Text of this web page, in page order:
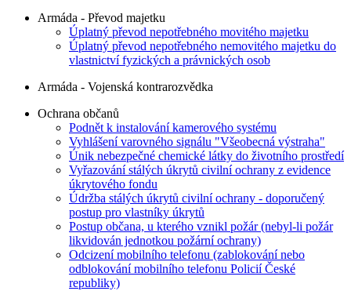
Armáda - Převod majetku
Úplatný převod nepotřebného movitého majetku
Úplatný převod nepotřebného nemovitého majetku do
vlastnictví fyzických a právnických osob
Armáda - Vojenská kontrarozvědka
Ochrana občanů
Podnět k instalování kamerového systému
Vyhlášení varovného signálu "Všeobecná výstraha"
Únik nebezpečné chemické látky do životního prostředí
Vyřazování stálých úkrytů civilní ochrany z evidence
úkrytového fondu
Údržba stálých úkrytů civilní ochrany - doporučený
postup pro vlastníky úkrytů
Postup občana, u kterého vznikl požár (nebyl-li požár
likvidován jednotkou požární ochrany)
Odcizení mobilního telefonu (zablokování nebo
odblokování mobilního telefonu Policií České
republiky)